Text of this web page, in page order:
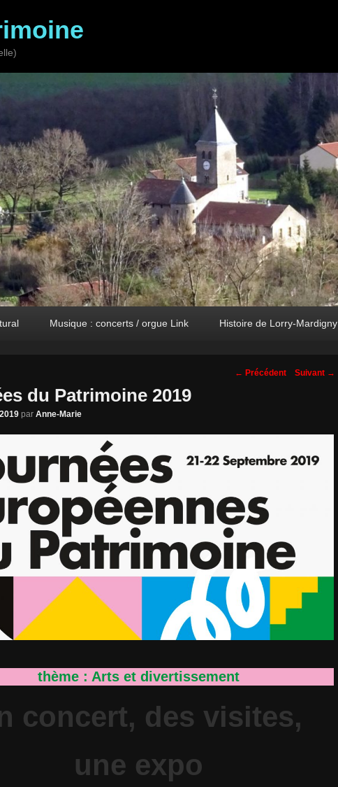
Musique : concerts / orgue Link Histoire de Lorry-Mardigny
Navigation
← Précédent Suivant →
du Patrimoine 2019
par Anne-Marie
thème : Arts et divertissement
concert, des visites,
une expo